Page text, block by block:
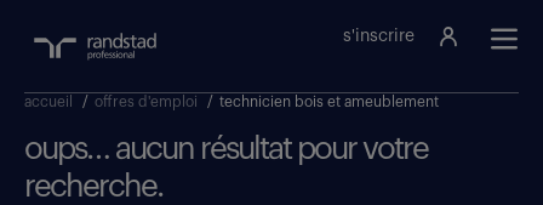
s'inscrire
accueil / offres d'emploi / technicien bois et ameublement
oups… aucun résultat pour votre
recherche.